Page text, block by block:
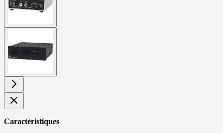
image
Caractéristiques